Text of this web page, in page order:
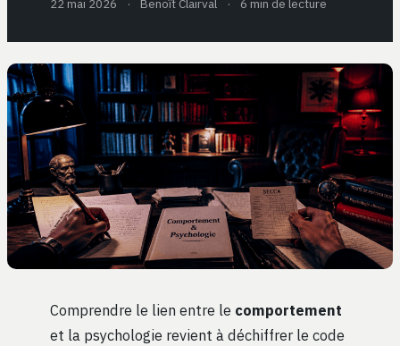
Comprendre le lien entre le comportement
et la psychologie revient à déchiffrer le code